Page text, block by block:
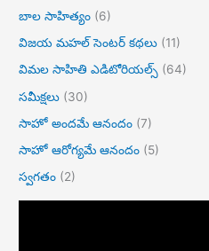
బాల సాహిత్యం (6)
విజయ మహల్ సెంటర్ కథలు (11)
విమల సాహితి ఎడిటోరియల్స్ (64)
సమీక్షలు (30)
సాహో అందమే ఆనందం (7)
సాహో ఆరోగ్యమే ఆనందం (5)
స్వగతం (2)